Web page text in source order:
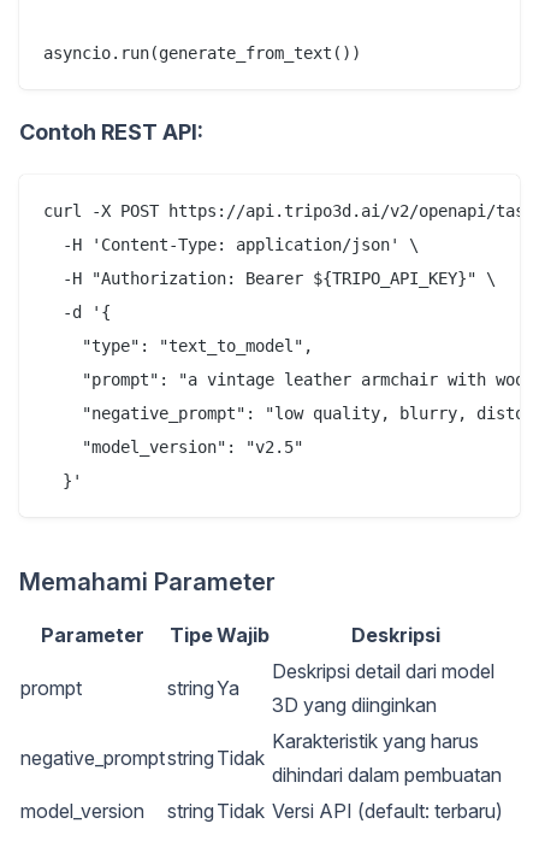
Contoh REST API:
curl -X POST https://api.tripo3d.ai/v2/openapi/
  -H 'Content-Type: application/json' \
  -H "Authorization: Bearer ${TRIPO_API_KEY}" \
  -d '{
    "type": "text_to_model",
"prompt": "a vintage leather armchair with
"negative_prompt": "low quality, blurry,
    "model_version": "v2.5"
Memahami Parameter
Parameter TipeWajib Deskripsi
prompt stringYa
Deskripsi detail dari model
3D yang diinginkan
negative_promptstring Tidak
Karakteristik yang harus
dihindari dalam pembuatan
model_version
string Tidak Versi API (default: terbaru)